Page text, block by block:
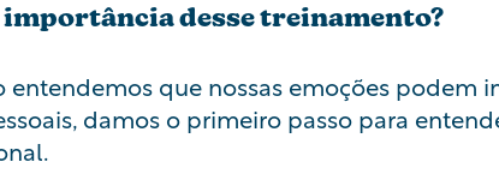
importância desse treinamento?
entendemos que nossas emoções podem
damos o primeiro passo para